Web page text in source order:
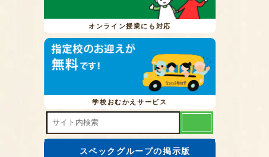
オンライン授業にも対応
学校おむかえサービス
スペックグループの掲示版